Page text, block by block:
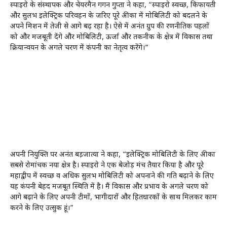
स्पाइरो के संस्थापक और चेयरमैन गगन गुप्ता ने कहा, “स्पाइरो स्वच्छ, किफायती
और सुलभ इलेक्ट्रिक परिवहन के जरिए पूरे अफ्रीका में मोबिलिटी को बदलने के
अपने मिशन में तेजी से आगे बढ़ रहा है। ऐसे में अनंत ग्रुप की रणनीतिक पहलों
को और मजबूती देंगे और मोबिलिटी, ऊर्जा और तकनीक के क्षेत्र में विकास तथा
क्रियान्वयन के अगले चरण में कंपनी का नेतृत्व करेंगे।”
अपनी नियुक्ति पर अनंत बड़जात्या ने कहा, “इलेक्ट्रिक मोबिलिटी के लिए अफ्रीका
सबसे रोमांचक नया क्षेत्र है। स्पाइरो ने एक बेजोड़ मंच तैयार किया है और पूरे
महाद्वीप में स्वच्छ व अधिक सुलभ मोबिलिटी को अपनाने की गति बढ़ाने के लिए
यह कंपनी बेहद मजबूत स्थिति में है। मैं विकास और प्रभाव के अगले चरण को
आगे बढ़ाने के लिए अपनी टीमों, भागीदारों और हितधारकों के साथ मिलकर काम
करने के लिए उत्सुक हूं।”